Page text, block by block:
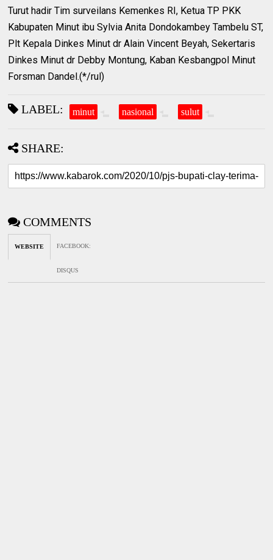
Turut hadir Tim surveilans Kemenkes RI, Ketua TP PKK
Kabupaten Minut ibu Sylvia Anita Dondokambey Tambelu ST,
Plt Kepala Dinkes Minut dr Alain Vincent Beyah, Sekertaris
Dinkes Minut dr Debby Montung, Kaban Kesbangpol Minut
Forsman Dandel.(*/rul)
LABEL: minut nasional sulut
SHARE:
COMMENTS
WEBSITE FACEBOOK:
DISQUS